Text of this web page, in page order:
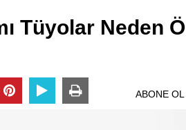
Tüyolar Neden
ABONE OL